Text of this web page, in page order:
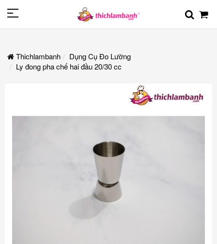
Thichlambanh
Dụng Cụ Đo Lường
Ly đong pha chế hai đầu 20/30 cc